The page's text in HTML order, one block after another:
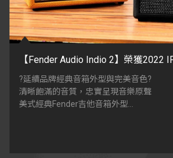
【Fender Audio Indio 2】榮獲2022
?延續品牌經典音箱外型與完美音色?
清晰飽滿的音質，忠實呈現音樂原聲
美式經典Fender吉他音箱外型